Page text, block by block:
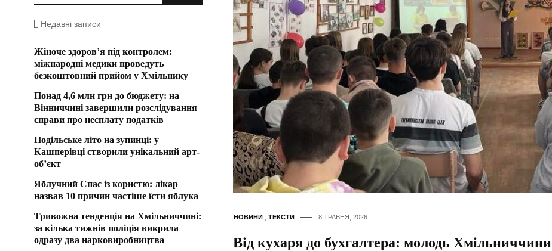
НОВИНИ, ТЕКСТИ 8 ТРАВНЯ, 2026
Від кухаря до бухгалтера: молодь Хмільниччини
Недавні записи
Жіноче здоров’я під контролем:
міжнародні медики проведуть
безкоштовний прийом у Хмільнику
Понад 4,6 млн грн до бюджету: на
Вінниччині завершили розслідування
справи про несплату податків
Подільське літо на зупинці: у
Кашперівці створили унікальний арт-
об’єкт
Яблучний Спас із користю: лікар
назвав 10 причин частіше їсти яблука
Тривожна тенденція на Хмільниччині:
за кілька тижнів поліція викрила
одразу два нарковиробництва